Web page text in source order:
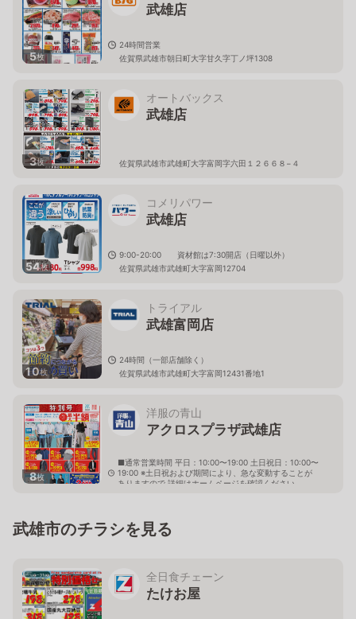
5枚
武雄店
24時間営業
佐賀県武雄市朝日町大字甘久字丁ノ坪1308
3枚
オートバックス
武雄店
佐賀県武雄市武雄町大字富岡字六田１２６６８−４
54枚
コメリパワー
武雄店
9:00-20:00 資材館は7:30開店（日曜以外）
佐賀県武雄市武雄町大字富岡12704
10枚
トライアル
武雄富岡店
24時間（一部店舗除く）
佐賀県武雄市武雄町大字富岡12431番地1
8枚
洋服の青山
アクロスプラザ武雄店
■通常営業時間 平日：10:00〜19:00 土日祝日：10:00〜
19:00 ※土日祝および期間により、急な変動することが
ありますので 詳細はホームページを確認ください
武雄市のチラシを見る
全日食チェーン
たけお屋